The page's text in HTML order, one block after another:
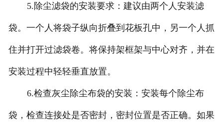
5.除尘滤袋的安装要求：建议由两个人安装滤
袋。一个人将袋子纵向折叠到花板孔中，另一个人抓
住并打开过滤袋卷。将保持架框架与中心对齐，并在
安装过程中轻轻垂直放置。
6.检查灰尘除尘布袋的安装：安装每个除尘布
袋，检查连接处是否密封，密封位置是否正确。如果